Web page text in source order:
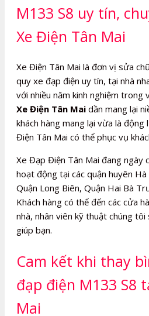
M133 S8 uy tín,
Xe Điện Tân Mai
Xe Điện Tân Mai là đơn vị sửa
quy xe đạp điện uy tín, tại nhà
với nhiều năm kinh nghiệm trong
Xe Điện Tân Mai dần mang lại
khách hàng mang lại vừa là động
Điện Tân Mai có thể phục vụ
Xe Đạp Điện Tân Mai đang ngày
hoạt động tại các quận huyên
Quận Long Biên, Quận Hai Bà
Khách hàng có thể đến các cửa
nhà, nhân viên kỹ thuật chúng
giúp bạn.
Cam kết khi thay
đạp điện M133 S8
Mai